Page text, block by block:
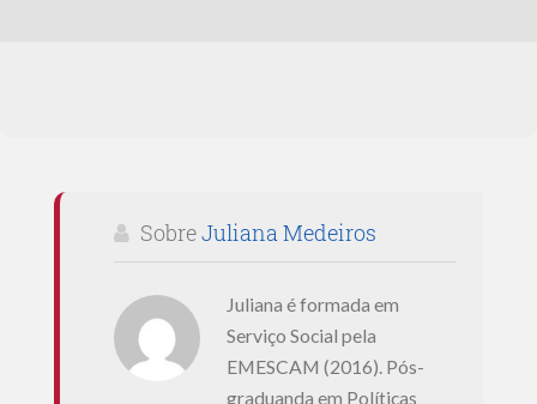
SobreJuliana Medeiros
Juliana é formada em
Serviço Social pela
EMESCAM (2016). Pós-
graduanda em Políticas